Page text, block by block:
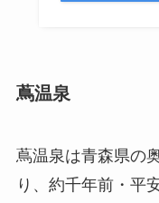
蔦温泉
蔦温泉は青森県の
り、約千年前・平